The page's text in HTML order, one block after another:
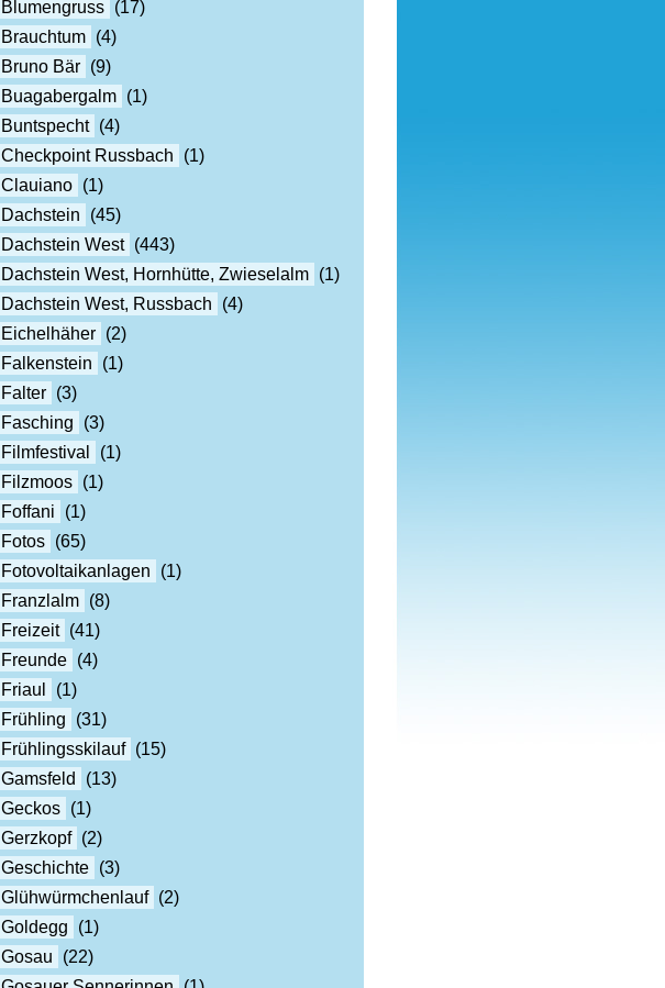
Blumengruss (17)
Brauchtum (4)
Bruno Bär (9)
Buagabergalm (1)
Buntspecht (4)
Checkpoint Russbach
(1)
Clauiano (1)
Dachstein
(45)
Dachstein West (443)
Dachstein West, Hornhütte, Zwieselalm (1)
Dachstein West, Russbach
(4)
Eichelhäher (2)
Falkenstein
(1)
Falter (3)
Fasching
(3)
Filmfestival
(1)
Filzmoos (1)
Foffani
(1)
Fotos (65)
Fotovoltaikanlagen
(1)
Franzlalm (8)
Freizeit (41)
Freunde (4)
Friaul
(1)
Frühling
(31)
Frühlingsskilauf (15)
Gamsfeld
(13)
Geckos (1)
Gerzkopf (2)
Geschichte (3)
Glühwürmchenlauf (2)
Goldegg
(1)
Gosau
(22)